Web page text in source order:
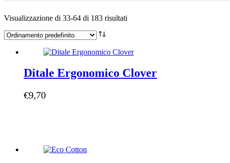
Visualizzazione di 33-64 di 183 risultati
Ditale Ergonomico Clover
€9,70